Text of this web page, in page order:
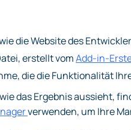
die Website des
erstellt vomAdd-in-
die die Funktionalität
das Ergebnis aussieht,
verwenden, um Ihre